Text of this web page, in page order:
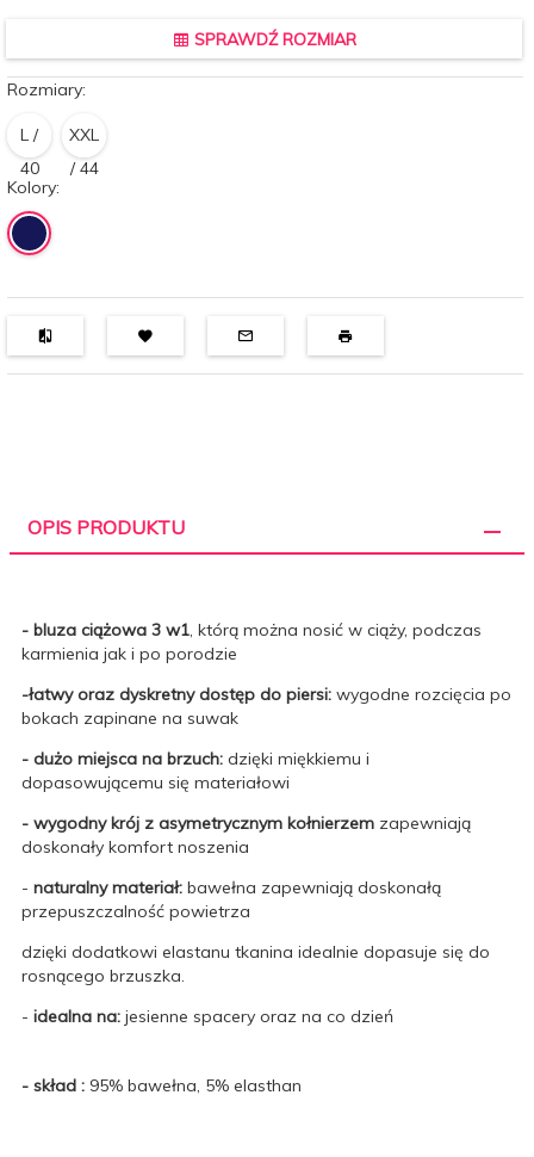
SPRAWDŹ ROZMIAR
Rozmiary:
L /
40
XXL
/ 44
Kolory:
OPIS PRODUKTU
- bluza ciążowa 3 w1, którą można nosić w ciąży, podczas
karmienia jak i po porodzie
-łatwy oraz dyskretny dostęp do piersi: wygodne rozcięcia po
bokach zapinane na suwak
- dużo miejsca na brzuch: dzięki miękkiemu i
dopasowującemu się materiałowi
- wygodny krój z asymetrycznym kołnierzem zapewniają
doskonały komfort noszenia
- naturalny materiał: bawełna zapewniają doskonałą
przepuszczalność powietrza
dzięki dodatkowi elastanu tkanina idealnie dopasuje się do
rosnącego brzuszka.
- idealna na: jesienne spacery oraz na co dzień
- skład : 95% bawełna, 5% elasthan